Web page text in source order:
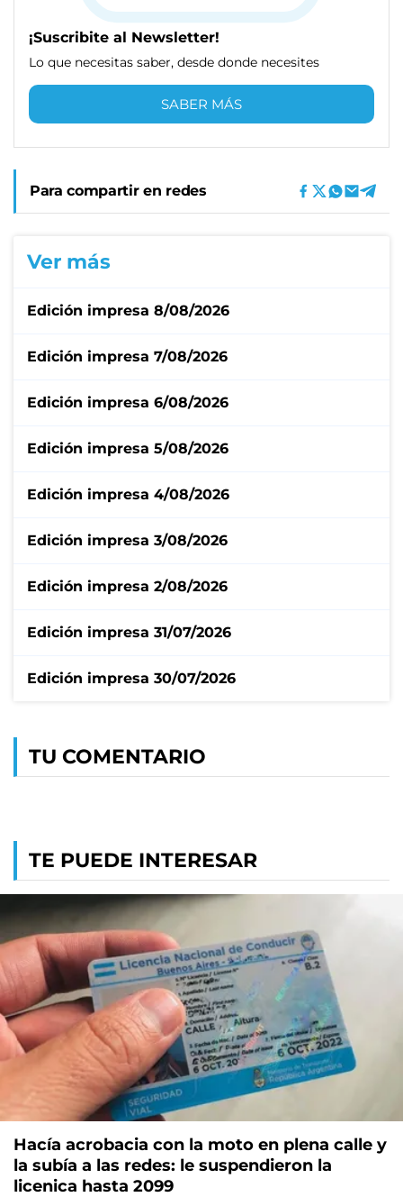
¡Suscribite al Newsletter!
Lo que necesitas saber, desde donde necesites
SABER MÁS
Para compartir en redes
Ver más
Edición impresa 8/08/2026
Edición impresa 7/08/2026
Edición impresa 6/08/2026
Edición impresa 5/08/2026
Edición impresa 4/08/2026
Edición impresa 3/08/2026
Edición impresa 2/08/2026
Edición impresa 31/07/2026
Edición impresa 30/07/2026
TU COMENTARIO
TE PUEDE INTERESAR
Hacía acrobacia con la moto en plena calle y
la subía a las redes: le suspendieron la
licenica hasta 2099